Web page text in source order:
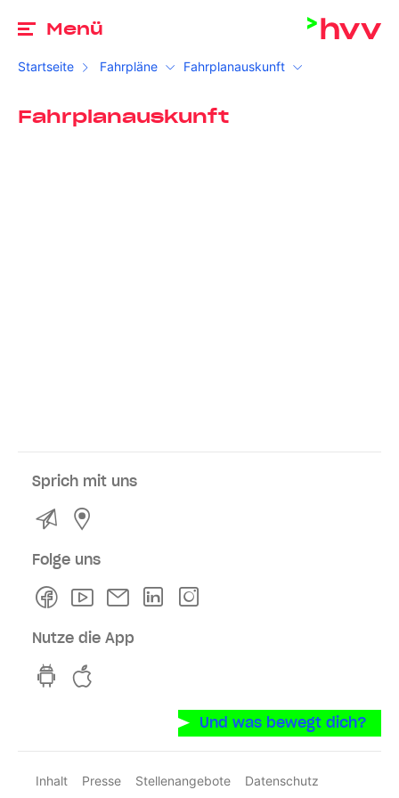
Menü
Startseite Fahrpläne Fahrplanauskunft
Fahrplanauskunft
Sprich mit uns
Kontakt
Folge uns
FacebookYoutubeNewsletterLinkedln
Nutze die App
hvv switch App auf GooglePlay
Und was bewegt dich?
Inhalt Presse Stellenangebote
Datenschutz